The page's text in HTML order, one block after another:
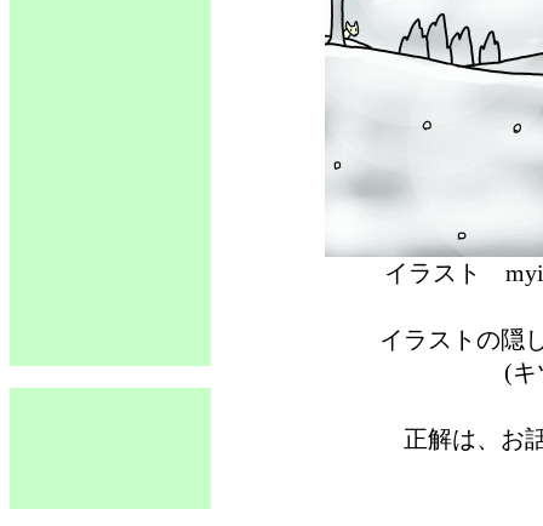
イラスト
イラストの隠
(キ
正解は、お